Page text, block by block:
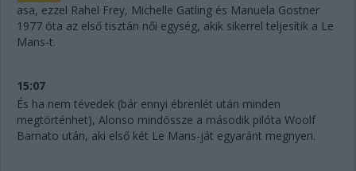
asa, ezzel Rahel Frey, Michelle Gatling és Manuela Gostner
1977 óta az első tisztán női egység, akik sikerrel teljesítik a Le
Mans-t.
15:07
És ha nem tévedek (bár ennyi ébrenlét után minden
megtörténhet), Alonso mindössze a második pilóta Woolf
Barnato után, aki első két Le Mans-ját egyaránt megnyeri.